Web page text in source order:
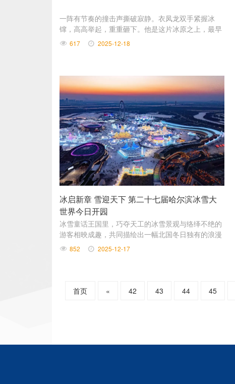
​一阵有节奏的撞击声撕破寂静。衣凤龙双手紧握冰
镩，高高举起，重重砸下。他是这片冰原之上，最早
唤醒松花江的人之一。
617 2025-12-18
冰启新章 雪迎天下 第二十七届哈尔滨冰雪大
世界今日开园
冰雪童话王国里，巧夺天工的冰雪景观与络绎不绝的
游客相映成趣，共同描绘出一幅北国冬日独有的浪漫
画卷，让“冰天雪地 童话世界”的主题在热闹欢腾的氛
围中愈发鲜明。
852 2025-12-17
首页 « 42 43 44 45